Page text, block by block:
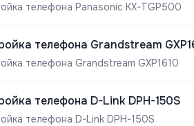
телефона Panasonic KX-TGP500
телефона Grandstream
телефона Grandstream GXP1610
телефона D-Link DPH-150S
телефона D-Link DPH-150S